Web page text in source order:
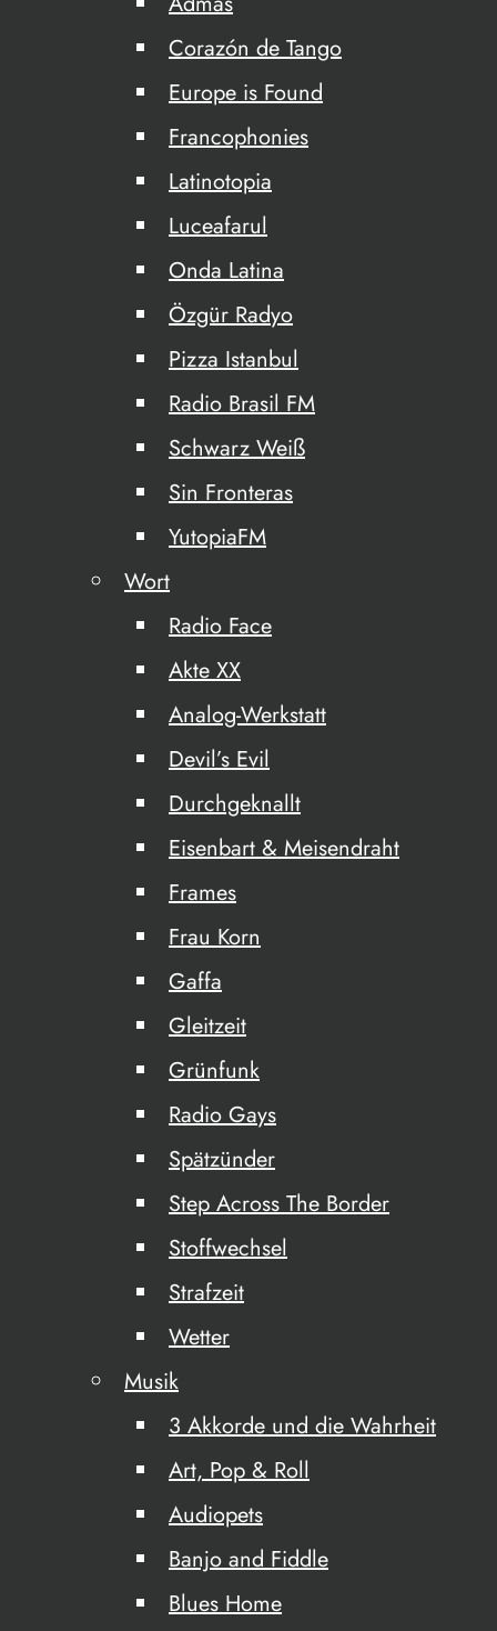
Corazón de Tango
Europe is Found
Francophonies
Latinotopia
Luceafarul
Onda Latina
Özgür Radyo
Pizza Istanbul
Radio Brasil FM
Schwarz Weiß
Sin Fronteras
YutopiaFM
Wort
Radio Face
Akte XX
Analog-Werkstatt
Devil’s Evil
Durchgeknallt
Eisenbart & Meisendraht
Frames
Frau Korn
Gaffa
Gleitzeit
Grünfunk
Radio Gays
Spätzünder
Step Across The Border
Stoffwechsel
Strafzeit
Wetter
Musik
3 Akkorde und die Wahrheit
Art, Pop & Roll
Audiopets
Banjo and Fiddle
Blues Home